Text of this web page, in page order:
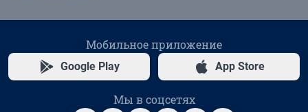
Мобильное приложение
Google Play App Store
Мы в соцсетях